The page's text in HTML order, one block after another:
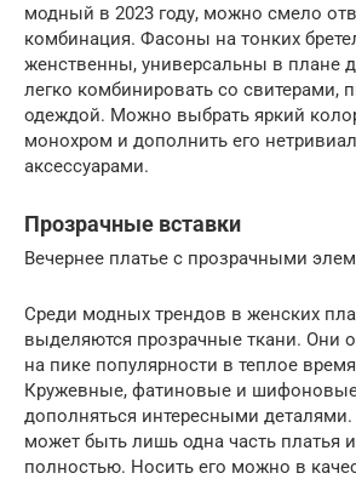
модный в 2023 году, можно смело
комбинация. Фасоны на тонких
женственны, универсальны в плане
легко комбинировать со свитерами,
одеждой. Можно выбрать яркий
монохром и дополнить его
аксессуарами.
Прозрачные вставки
Вечернее платье с прозрачными
Среди модных трендов в женских
выделяются прозрачные ткани. Они
на пике популярности в теплое
Кружевные, фатиновые и
дополняться интересными
может быть лишь одна часть платья
полностью. Носить его можно в